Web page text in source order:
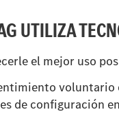
UTILIZA
el mejor uso
de configuración
Energía
residuos
Tráfico de